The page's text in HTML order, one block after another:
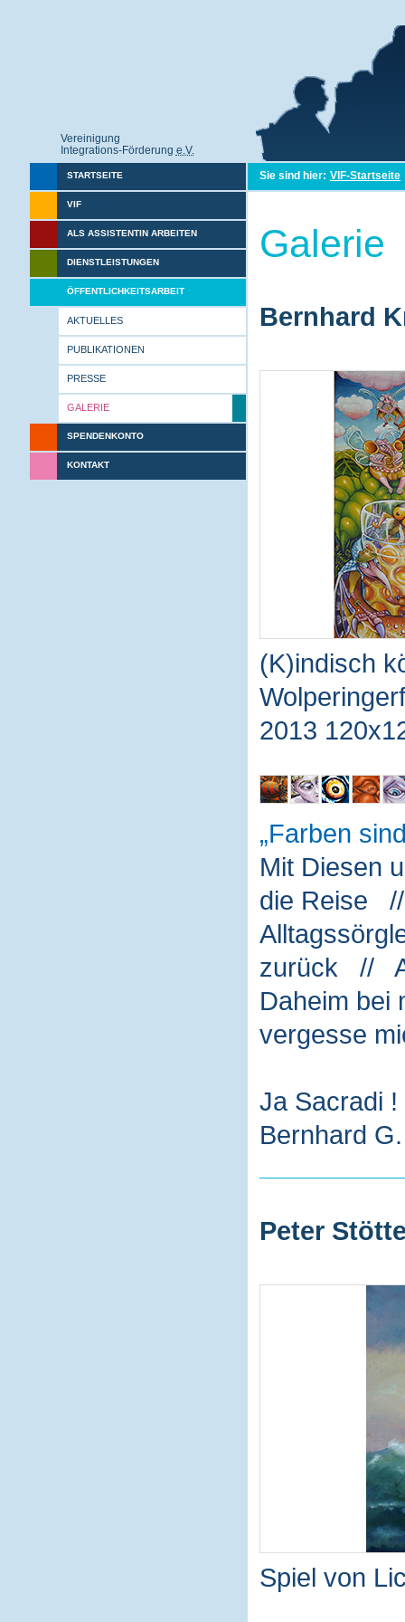
Vereinigung
Integrations-Förderung e.V.
STARTSEITE
VIF
ALS ASSISTENTIN ARBEITEN
DIENSTLEISTUNGEN
ÖFFENTLICHKEITSARBEIT
AKTUELLES
PUBLIKATIONEN
PRESSE
GALERIE
SPENDENKONTO
KONTAKT
Sie sind hier: VIF-Startseite
Galerie
Bernhard
(K)indisch
2013
Farben
Mit Diesen
die Reise
zurück //
Daheim
vergesse
Ja Sacradi
Bernhard
Peter
Spiel von